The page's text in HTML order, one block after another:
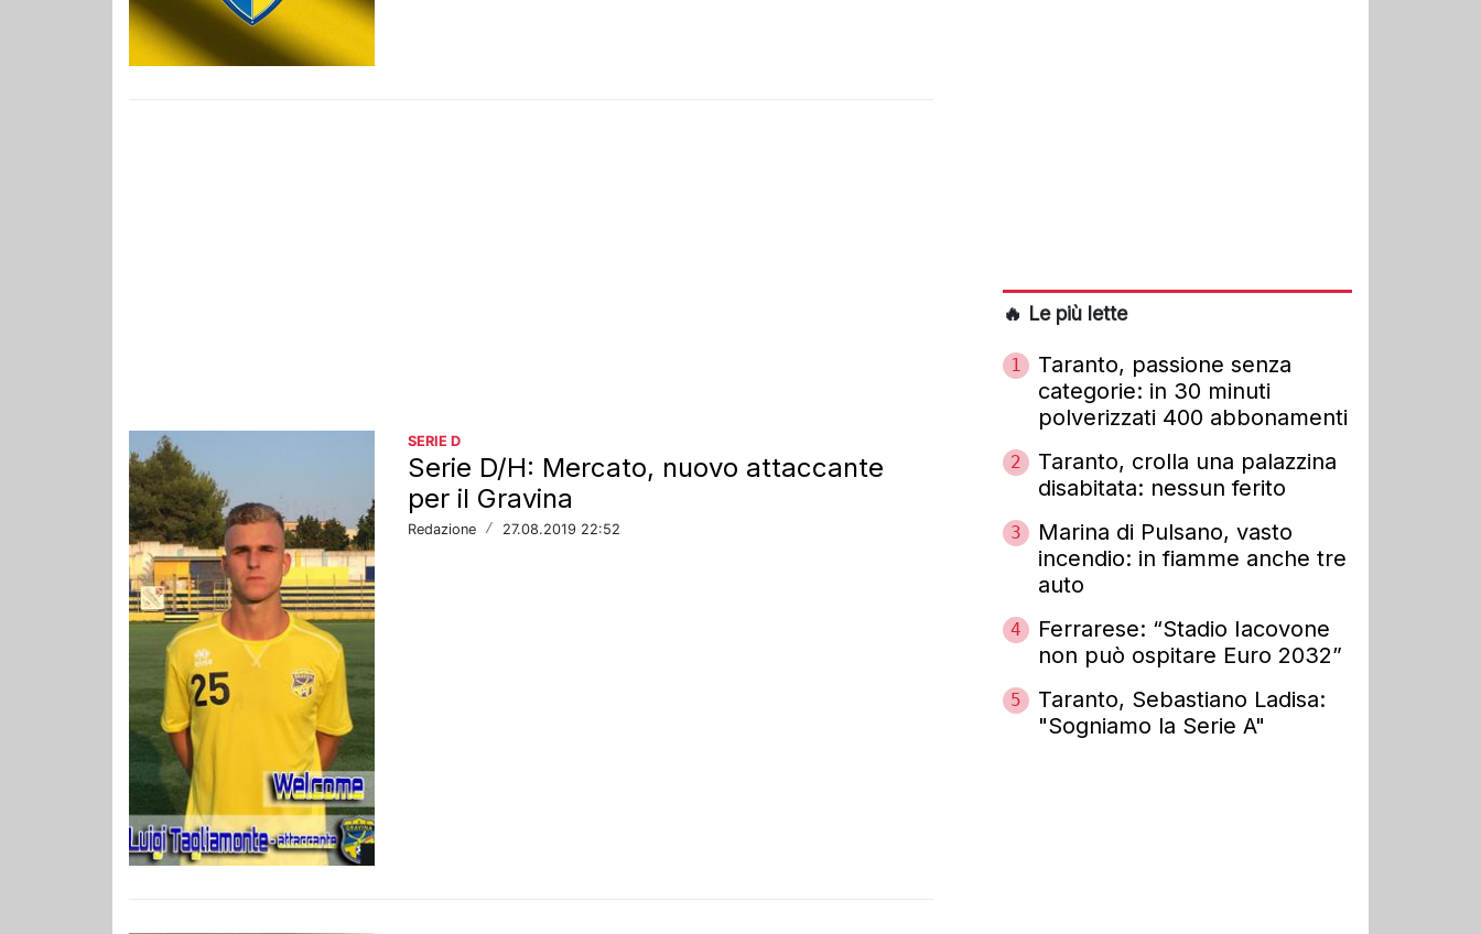
SERIE D
Serie D/H: Mercato, nuovo attaccante
per il Gravina
Redazione / 27.08.2019 22:52
🔥 Le più lette
1
Taranto, passione senza
categorie: in 30 minuti
polverizzati 400 abbonamenti
2
Taranto, crolla una palazzina
disabitata: nessun ferito
3
Marina di Pulsano, vasto
incendio: in fiamme anche tre
auto
4
Ferrarese: “Stadio Iacovone
non può ospitare Euro 2032”
5
Taranto, Sebastiano Ladisa:
"Sogniamo la Serie A"